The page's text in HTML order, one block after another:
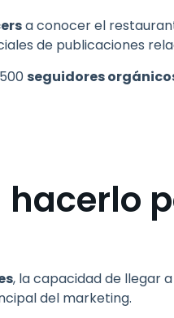
a conocer el
de publicaciones
seguidores
, la capacidad de llegar
del marketing.